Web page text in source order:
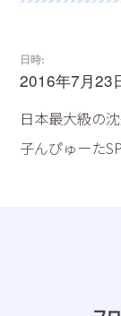
日時:
2016年7月23
日本最大級の
子んぴゅーた